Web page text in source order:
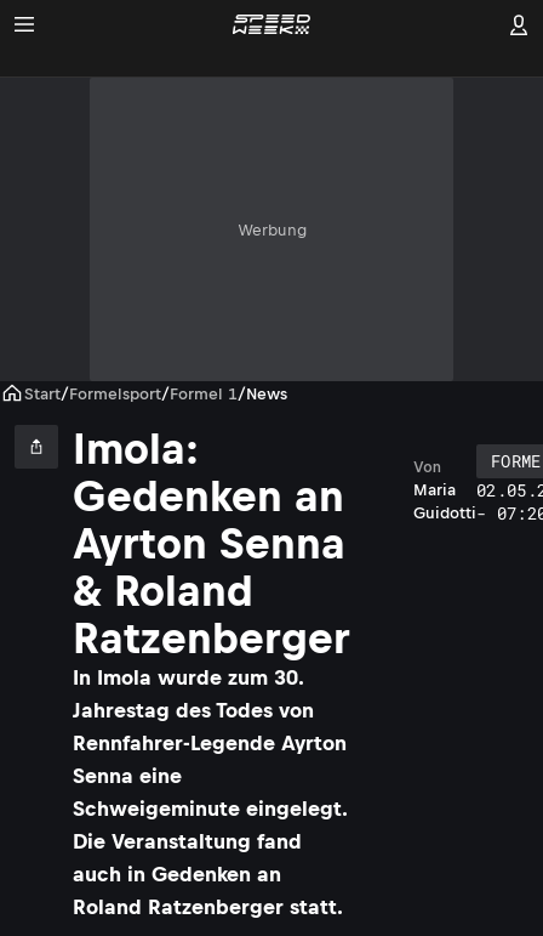
Werbung
Start/Formelsport/Formel 1/News
Imola:
Gedenken an
Ayrton Senna
& Roland
Ratzenberger
In Imola wurde zum 30.
Jahrestag des Todes von
Rennfahrer-Legende Ayrton
Senna eine
Schweigeminute eingelegt.
Die Veranstaltung fand
auch in Gedenken an
Roland Ratzenberger statt.
Maria
Guidotti
Von
-